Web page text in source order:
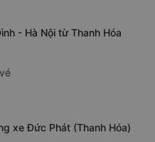
- Hà Nội từ Thanh Hóa
xe Đức Phát (Thanh Hóa)